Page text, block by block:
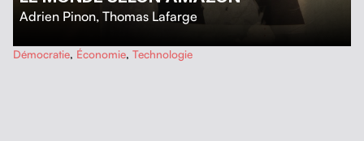
Adrien Pinon,Thomas Lafarge
…
Démocratie, Économie, Technologie